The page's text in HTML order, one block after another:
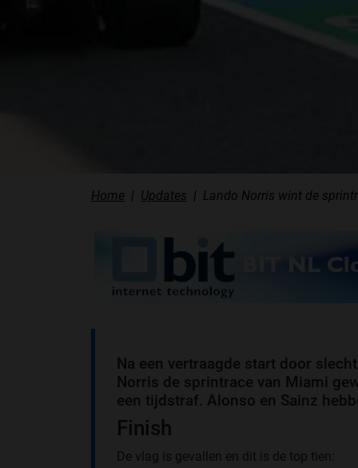
Home Updates Lando Norris wint de
Na een vertraagde start door
Norris de sprintrace van Miami
een tijdstraf. Alonso en Sainz
Finish
De vlag is gevallen en dit is de top tien: